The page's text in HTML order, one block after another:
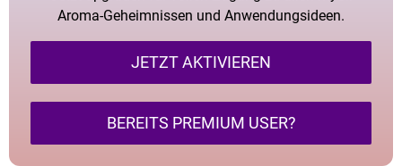
Aroma-Geheimnissen und Anwendungsideen.
JETZT AKTIVIEREN
BEREITS PREMIUM USER?